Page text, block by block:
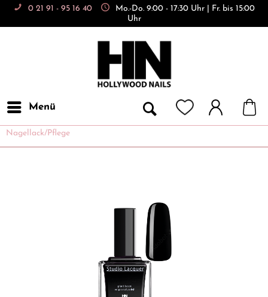
0 21 91 - 95 16 40
Mo.-Do. 9:00 - 17:30 Uhr | Fr. bis 15:00
Uhr
Menü
Nagellack/Pflege